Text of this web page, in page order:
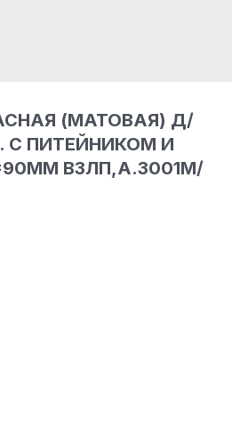
(МАТОВАЯ) Д/
С ПИТЕЙНИКОМ И
ВЗЛП,А.3001М/